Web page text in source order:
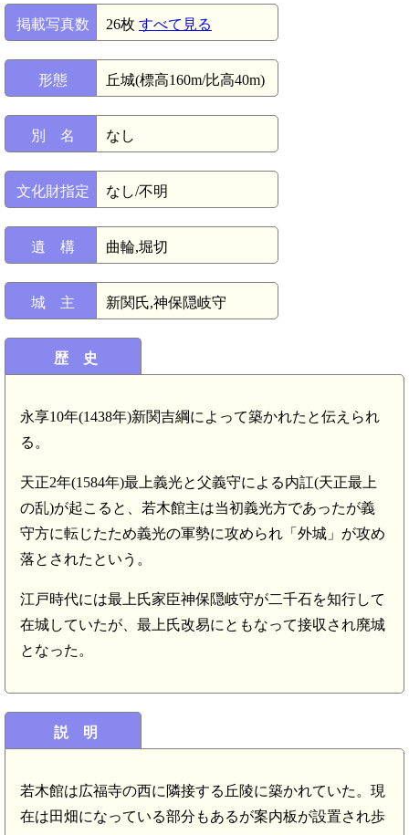
掲載写真数 26枚 すべて見る
形態 丘城(標高160m/比高40m)
別 名 なし
文化財指定 なし/不明
遺 構 曲輪,堀切
城 主 新関氏,神保隠岐守
歴 史
永享10年(1438年)新関吉綱によって築かれたと伝えられ
る。
天正2年(1584年)最上義光と父義守による内訌(天正最上
の乱)が起こると、若木館主は当初義光方であったが義
守方に転じたため義光の軍勢に攻められ「外城」が攻め
落とされたという。
江戸時代には最上氏家臣神保隠岐守が二千石を知行して
在城していたが、最上氏改易にともなって接収され廃城
となった。
説 明
若木館は広福寺の西に隣接する丘陵に築かれていた。現
在は田畑になっている部分もあるが案内板が設置され歩